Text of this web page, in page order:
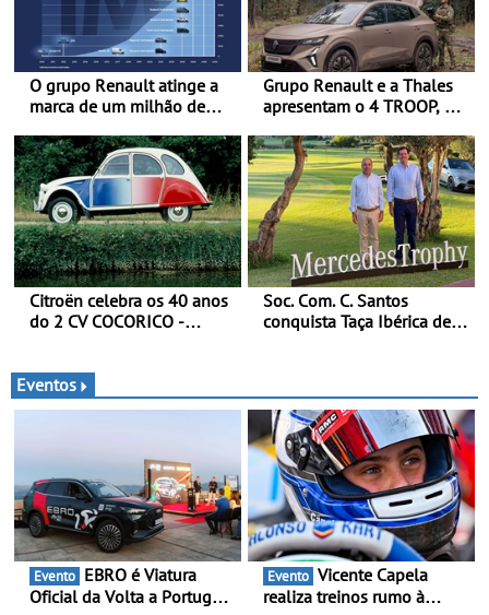
O grupo Renault atinge a
marca de um milhão de
in France” desde 2010
Grupo Renault e a Thales
apresentam o 4 TROOP, um
para futuras missões das
forças terrestres
Citroën celebra os 40 anos
do 2 CV COCORICO -
Soc. Com. C. Santos
conquista Taça Ibérica de
Eventos
Evento
Oficial da Volta a Portugal
Evento
realiza treinos rumo à